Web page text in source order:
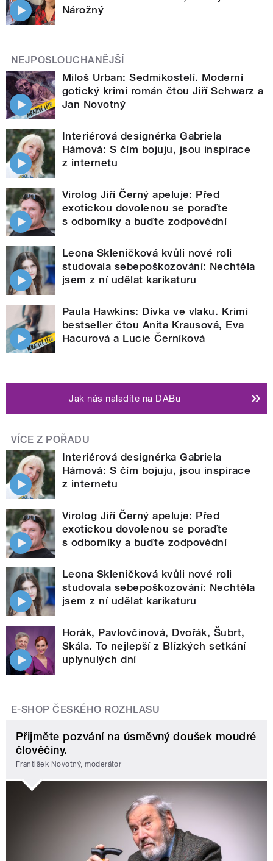
Nárožný
NEJPOSLOUCHANĚJŠÍ
Miloš Urban: Sedmikostelí. Moderní
gotický krimi román čtou Jiří Schwarz a
Jan Novotný
Interiérová designérka Gabriela
Hámová: S čím bojuju, jsou inspirace
z internetu
Virolog Jiří Černý apeluje: Před
exotickou dovolenou se poraďte
s odborníky a buďte zodpovědní
Leona Skleničková kvůli nové roli
studovala sebepoškozování: Nechtěla
jsem z ní udělat karikaturu
Paula Hawkins: Dívka ve vlaku. Krimi
bestseller čtou Anita Krausová, Eva
Hacurová a Lucie Černíková
Jak nás naladíte na DABu
VÍCE Z POŘADU
Interiérová designérka Gabriela
Hámová: S čím bojuju, jsou inspirace
z internetu
Virolog Jiří Černý apeluje: Před
exotickou dovolenou se poraďte
s odborníky a buďte zodpovědní
Leona Skleničková kvůli nové roli
studovala sebepoškozování: Nechtěla
jsem z ní udělat karikaturu
Horák, Pavlovčinová, Dvořák, Šubrt,
Skála. To nejlepší z Blízkých setkání
uplynulých dní
E-SHOP ČESKÉHO ROZHLASU
Přijměte pozvání na úsměvný doušek moudré
člověčiny.
František Novotný, moderátor